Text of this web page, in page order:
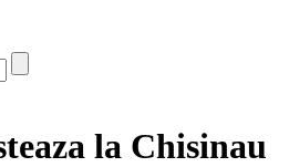
la Chisinau